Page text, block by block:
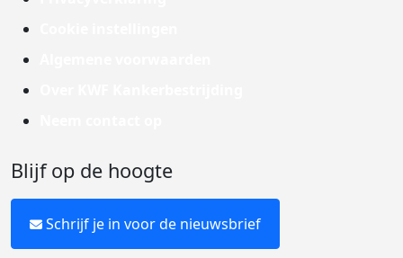
Blijf op de hoogte
Schrijf je in voor de nieuwsbrief